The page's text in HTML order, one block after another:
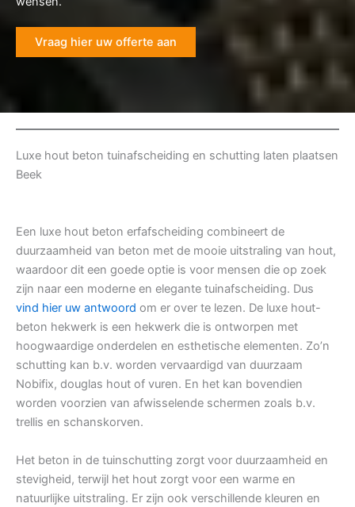
Vraag hier uw offerte aan
Luxe hout beton tuinafscheiding en schutting laten plaatsen
Beek
Een luxe hout beton erfafscheiding combineert de
duurzaamheid van beton met de mooie uitstraling van hout,
waardoor dit een goede optie is voor mensen die op zoek
zijn naar een moderne en elegante tuinafscheiding. Dus
vind hier uw antwoord om er over te lezen. De luxe hout-
beton hekwerk is een hekwerk die is ontworpen met
hoogwaardige onderdelen en esthetische elementen. Zo’n
schutting kan b.v. worden vervaardigd van duurzaam
Nobifix, douglas hout of vuren. En het kan bovendien
worden voorzien van afwisselende schermen zoals b.v.
trellis en schanskorven.
Het beton in de tuinschutting zorgt voor duurzaamheid en
stevigheid, terwijl het hout zorgt voor een warme en
natuurlijke uitstraling. Er zijn ook verschillende kleuren en